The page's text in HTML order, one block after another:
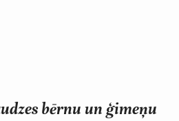
bērnu un ģimeņu